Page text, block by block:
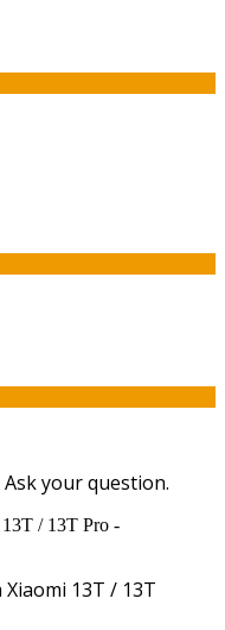
Ask your question.
13T / 13T